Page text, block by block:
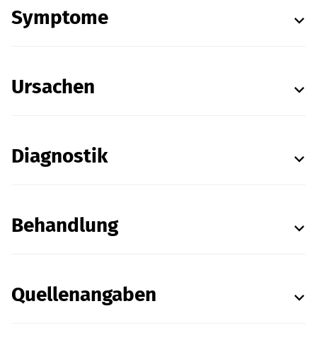
Symptome
Ursachen
Diagnostik
Behandlung
Quellenangaben